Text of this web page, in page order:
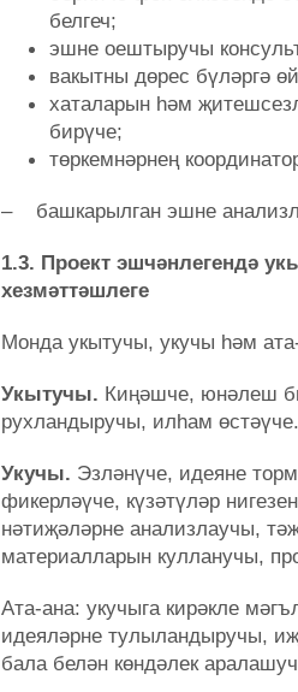
белгеч;
эшне оештыручы
вакытны дөрес бүләргә
хаталарын һәм
бирүче;
төркемнәрнең
– башкарылган эшне
1.3. Проект эшчәнлегендә
хезмәттәшлеге
Монда укытучы, укучы һәм
Укытучы. Киңәшче, юнәлеш
рухландыручы, илһам өстәүче.
Укучы. Эзләнүче, идеяне
фикерләүче, күзәтүләр
нәтиҗәләрне анализлаучы,
материалларын кулланучы,
Ата-ана: укучыга кирәкле
идеяләрне тулыландыручы,
бала белән көндәлек